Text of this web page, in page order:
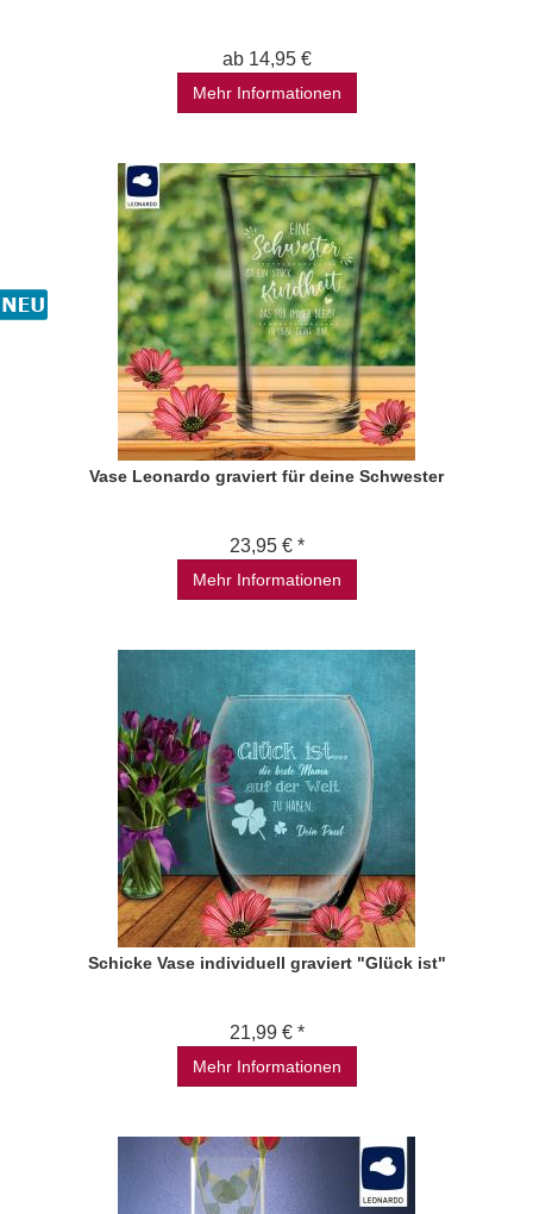
ab 14,95 €
Mehr Informationen
Vase Leonardo graviert für deine Schwester
23,95 € *
Mehr Informationen
Schicke Vase individuell graviert "Glück ist"
21,99 € *
Mehr Informationen